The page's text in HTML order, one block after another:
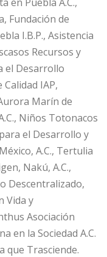
Fundación de
I.B.P., Asistencia
Recursos y
el Desarrollo
IAP,
Marín de
Niños Totonacos
el Desarrollo y
A.C., Tertulia
Nakú, A.C.,
Descentralizado,
Vida y
Asociación
en la Sociedad A.C.
que Trasciende.